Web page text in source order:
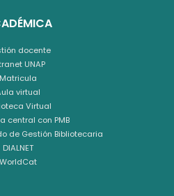
docente
UNAP
Matricula
virtual
Virtual
central con PMB
de Gestión Bibliotecaria
DIALNET
WorldCat